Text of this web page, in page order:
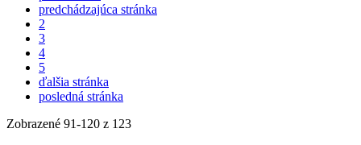
predchádzajúca stránka
2
3
4
5
ďalšia stránka
posledná stránka
Zobrazené 91-120 z 123